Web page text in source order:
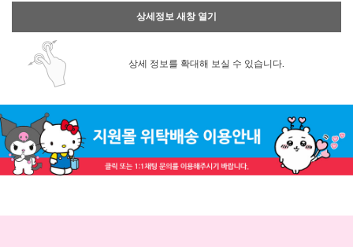
상세정보 새창 열기
상세 정보를 확대해 보실 수 있습니다.